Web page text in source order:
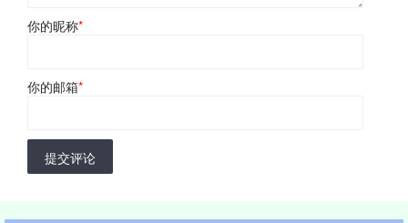
你的昵称*
你的邮箱*
提交评论